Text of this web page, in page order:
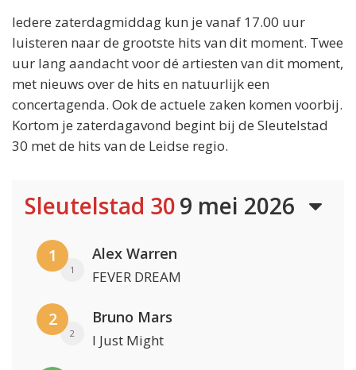
Iedere zaterdagmiddag kun je vanaf 17.00 uur
luisteren naar de grootste hits van dit moment. Twee
uur lang aandacht voor dé artiesten van dit moment,
met nieuws over de hits en natuurlijk een
concertagenda. Ook de actuele zaken komen voorbij.
Kortom je zaterdagavond begint bij de Sleutelstad
30 met de hits van de Leidse regio.
Sleutelstad 309 mei 2026
1
1
Alex Warren
FEVER DREAM
2
2
Bruno Mars
I Just Might